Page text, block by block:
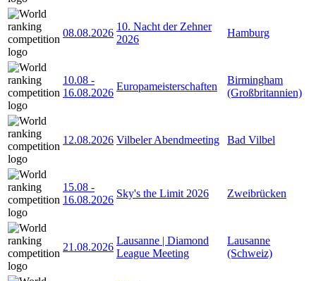
08.08.2026
10. Nacht der Zehner
2026
Hamburg
10.08 -
16.08.2026
Europameisterschaften
Birmingham
(Großbritannien)
12.08.2026 Vilbeler Abendmeeting Bad Vilbel
15.08 -
16.08.2026
Sky's the Limit 2026 Zweibrücken
21.08.2026
Lausanne | Diamond
League Meeting
Lausanne
(Schweiz)